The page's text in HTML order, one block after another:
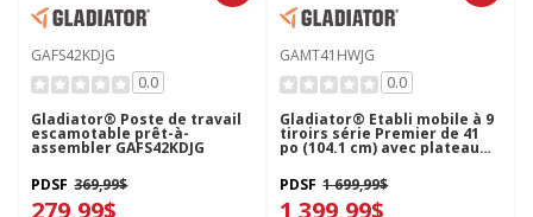
GAFS42KDJG
0.0
Gladiator® Poste de travail
escamotable prêt-à-
assembler GAFS42KDJG
PDSF 369,99$
GAMT41HWJG
0.0
Gladiator® Établi mobile à 9
tiroirs série Premier de 41
po (104.1 cm) avec plateau
en bois massif GAMT41HWJG
PDSF 1 699,99$